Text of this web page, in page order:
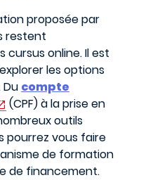
proposée par
restent
cursus online. Il est
les options
compte
(CPF) à la prise en
outils
pourrez vous faire
de formation
de financement.